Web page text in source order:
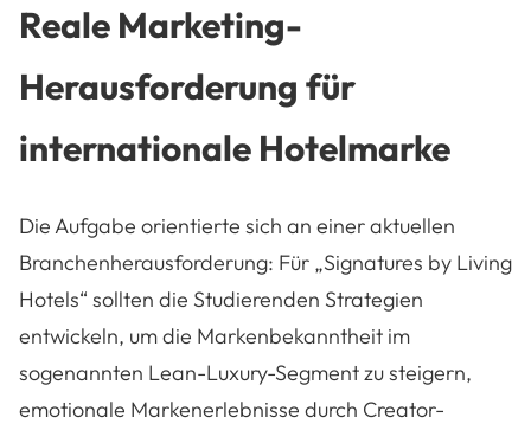
Reale Marketing-
Herausforderung für
internationale Hotelmarke
Die Aufgabe orientierte sich an einer aktuellen
Branchenherausforderung: Für „Signatures by Living
Hotels“ sollten die Studierenden Strategien
entwickeln, um die Markenbekanntheit im
sogenannten Lean-Luxury-Segment zu steigern,
emotionale Markenerlebnisse durch Creator-